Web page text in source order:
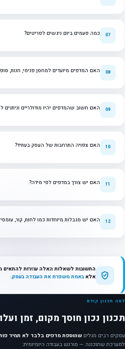
כמה פעמים ביום ניגשים לפריטים?
האם המדפים מיועדים למחסן פנימי, חנות,
האם חשוב שהמדפים יהיו מודולריים וניתנים
האם צפויה התרחבות של העסק בעתיד?
האם יש צורך במדפים לפי מידה?
האם יש מגבלות מיוחדות כמו לחות, קור,
התשובות לשאלות האלה עוזרות
אלאבאמת משפרת את העבודה בעסק.
למה תכנון קודם
תכנון נכון חוסך מקום, זמן
עסקים רבים מגלים שהוספת מדפים בלבד לא תמיד
למערכת שתוכננה — מורגש בעבודה היומיומית: